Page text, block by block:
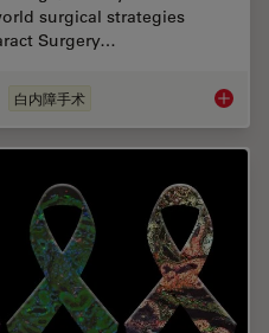
surgical strategies
Surgery…
白内障手术 Expert